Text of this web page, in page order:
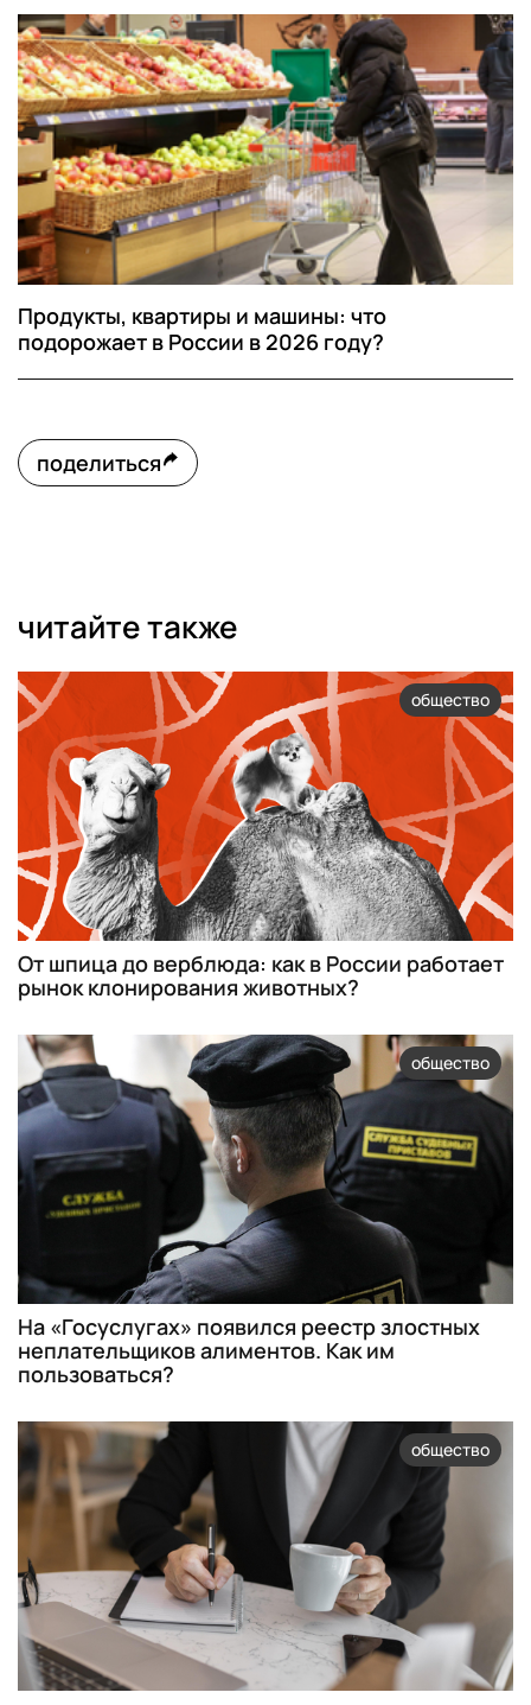
Продукты, квартиры и машины: что
подорожает в России в 2026 году?
поделиться
читайте также
общество
От шпица до верблюда: как в России работает
рынок клонирования животных?
общество
На «Госуслугах» появился реестр злостных
неплательщиков алиментов. Как им
пользоваться?
общество